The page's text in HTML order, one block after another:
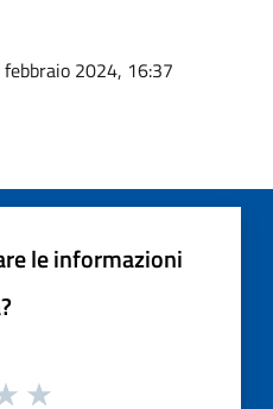
febbraio 2024, 16:37
le informazioni